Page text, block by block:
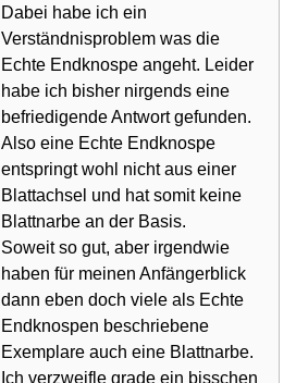
Dabei habe ich ein
Verständnisproblem was die
Echte Endknospe angeht. Leider
habe ich bisher nirgends eine
befriedigende Antwort gefunden.
Also eine Echte Endknospe
entspringt wohl nicht aus einer
Blattachsel und hat somit keine
Blattnarbe an der Basis.
Soweit so gut, aber irgendwie
haben für meinen Anfängerblick
dann eben doch viele als Echte
Endknospen beschriebene
Exemplare auch eine Blattnarbe.
Ich verzweifle grade ein bisschen